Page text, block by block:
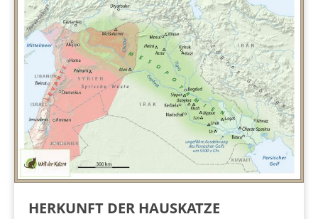
HERKUNFT DER HAUSKATZE